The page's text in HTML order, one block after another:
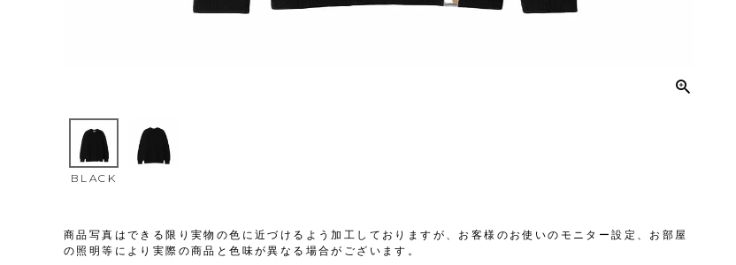
BLACK
商品写真はできる限り実物の色に近づけるよう加工しておりますが、お客様のお使いのモニター設定、お部屋
の照明等により実際の商品と色味が異なる場合がございます。